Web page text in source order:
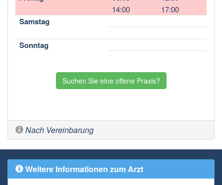
14:00
17:00
Samstag
Sonntag
Suchen Sie eine offene Praxis?
Nach Vereinbarung
Weitere Informationen zum Arzt